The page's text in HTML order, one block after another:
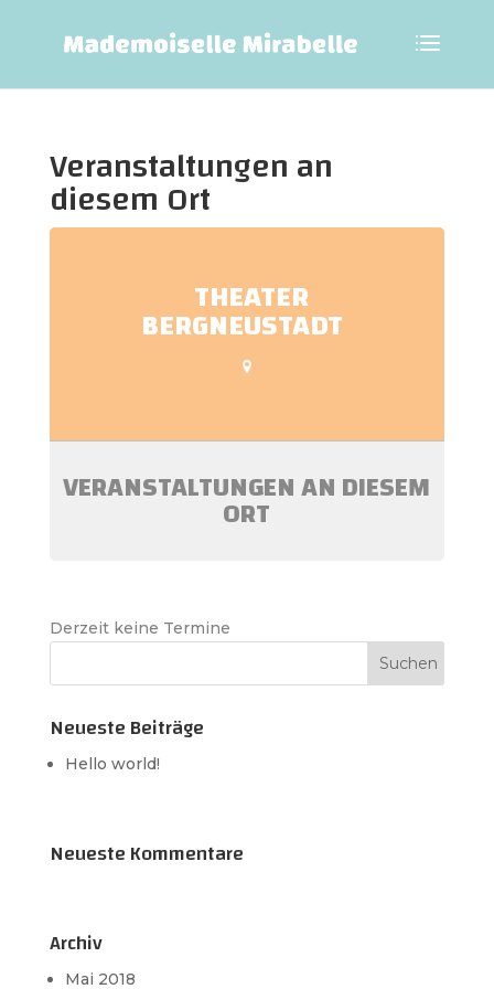
Veranstaltungen an
diesem Ort
THEATER
BERGNEUSTADT
VERANSTALTUNGEN AN DIESEM
ORT
Derzeit keine Termine
Neueste Beiträge
Hello world!
Neueste Kommentare
Archiv
Mai 2018